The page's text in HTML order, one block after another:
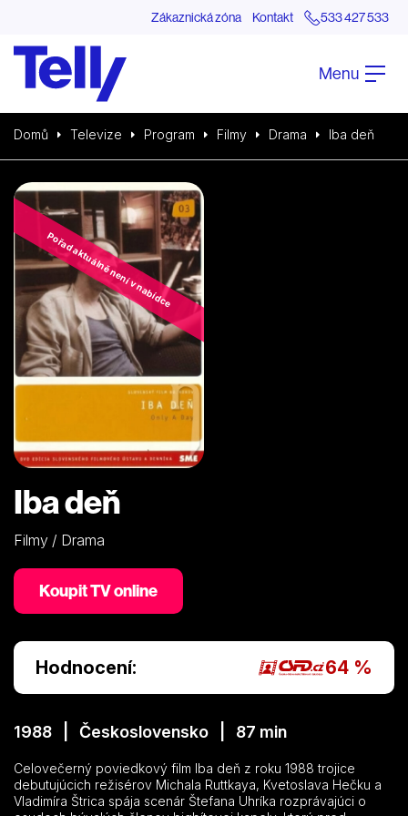
Zákaznická zóna Kontakt 533 427 533
Menu
Domů Televize Program Filmy Drama Iba deň
Pořad aktuálně není v nabídce
Iba deň
Filmy / Drama
Koupit TV online
Hodnocení: 64 %
1988 | Československo | 87 min
Celovečerný poviedkový film Iba deň z roku 1988 trojice
debutujúcich režisérov Michala Ruttkaya, Kvetoslava Hečku a
Vladimíra Štrica spája scenár Štefana Uhríka rozprávajúci o